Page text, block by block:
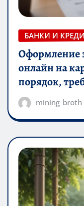
БАНКИ И
Оформление
онлайн на
порядок,
mining_broth